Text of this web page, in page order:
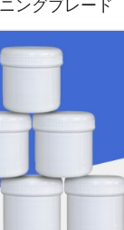
ングブレード